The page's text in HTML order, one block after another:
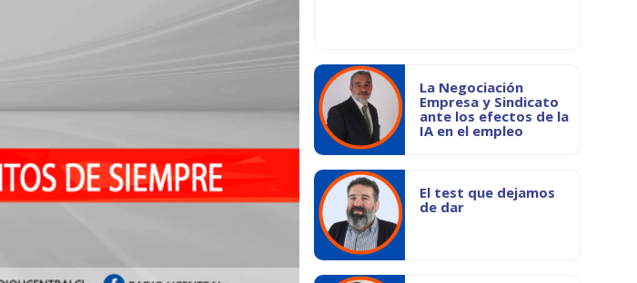
La Negociación
Empresa y Sindicato
ante los efectos de la
IA en el empleo
El test que dejamos
de dar